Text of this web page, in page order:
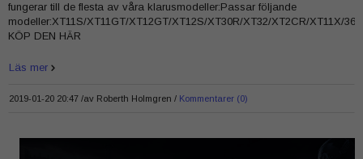
fungerar till de flesta av våra klarusmodeller:Passar följande
modeller:XT11S/XT11GT/XT12GT/XT12S/XT30R/XT32/XT2CR/XT11X/
KÖP DEN HÄR
2019-01-20 20:47 /av Roberth Holmgren Kommentarer (0)
Läs mer